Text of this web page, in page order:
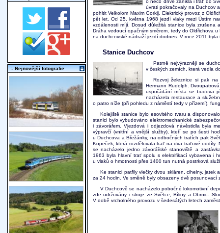
o něco dříve zanikla i trať do
úvrati pokračovaly na Duchcov
pohltit Velkolom Maxim Gorkij. Elektrický provoz z
pět let. Od 25. května 1968 jezdí vlaky mezi Ústím
vzdálenosti míjí. Dosud důležitá stanice byla
Dráha vedoucí opačným směrem, tedy do Oldřichova
na duchcovské nádraží jezdí dodnes. V roce 2011
Stanice Duchcov
Patrně nejvýrazněji se
v českých zemích, která vedla
Rozvoj železnice si pak
Hermann Rudolph.
uspořádání místa se budova
nacházela restaurace a
o patro níže (při pohledu z náměstí tedy v přízemí),
Kolejiště stanice bylo esovitého tvaru a
stanici bylo vybudováno elektromechanické
i závorářem. Vjezdová i odjezdová návěstidla byla
výpravčí (vnitřní a vnější služby), kteří se po šesti
u Duchcova a Břežánky, na odbočných tratích pak
Kopeček, která rozdělovala trať na dva traťové oddíly.
se nacházelo jedno závorářské stanoviště a
1963 byla hlavní trať spolu s elektrifikací vybavena i
u vlaků o hmotnosti přes 1400 tun nutná postrková
Ke stanici patřily vlečky dvou skláren, cihelny,
za 24 hodin. Ve směně byly obsazeny dvě posunovací
V Duchcově se nacházelo pobočné lokomotivní
zde udržovány i stroje ze Světce, Bíliny a Obrnic.
V době vrcholného provozu v šedesátých letech
:. Nejnovější fotografie